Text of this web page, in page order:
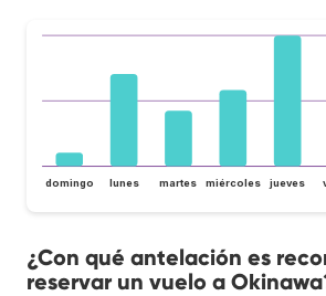
domingo lunes martes miércoles jueves
¿Con qué antelación es
reservar un vuelo a